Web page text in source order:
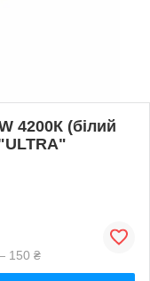
4200К (білий
150 ₴